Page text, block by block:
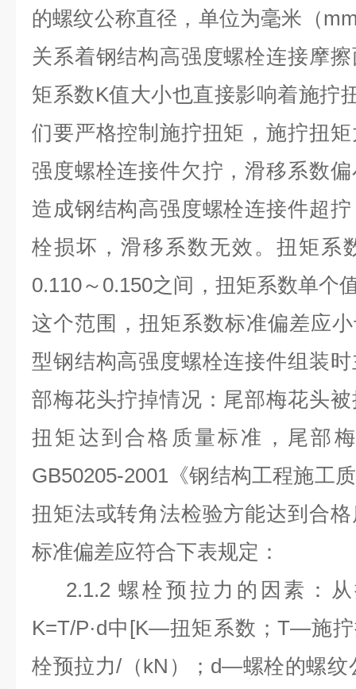
的螺纹公称直径，单位为毫米（
关系着钢结构高强度螺栓连接摩
矩系数K值大小也直接影响着施拧
们要严格控制施拧扭矩，施拧扭
强度螺栓连接件欠拧，滑移系数
造成钢结构高强度螺栓连接件超
栓损坏，滑移系数无效。扭矩系
0.110～0.150之间，扭矩系数单个
这个范围，扭矩系数标准偏差应
型钢结构高强度螺栓连接件组装
部梅花头拧掉情况：尾部梅花头
扭矩达到合格质量标准，尾部
GB50205-2001《钢结构工程施工
扭矩法或转角法检验方能达到合
标准偏差应符合下表规定：
2.1.2 螺栓预拉力的因素：从
K=T/P·d中[K—扭矩系数；T—施
栓预拉力/（kN）；d—螺栓的螺纹